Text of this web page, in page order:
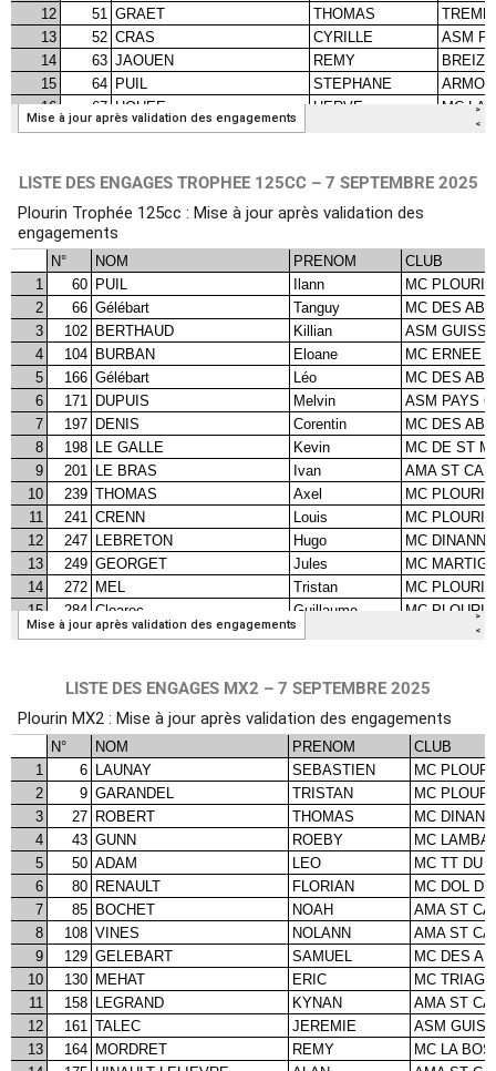
LISTE DES ENGAGES TROPHEE 125CC – 7 SEPTEMBRE 2025
LISTE DES ENGAGES MX2 – 7 SEPTEMBRE 2025